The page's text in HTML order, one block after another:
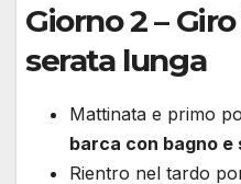
Giorno 2 –
serata lunga
Mattinata e primo
barca con bagno e
Rientro nel tardo